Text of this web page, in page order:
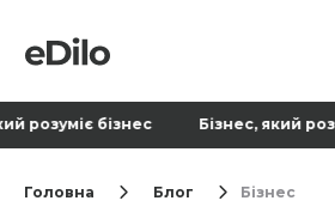
розуміє бізнес Бізнес, який
Головна Блог Бізнес